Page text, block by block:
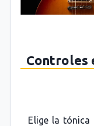
Controles
Elige la tónica